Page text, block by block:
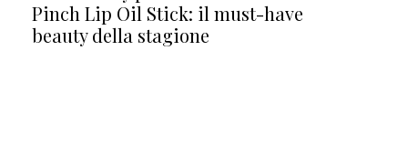
Pinch Lip Oil Stick: il must-have
beauty della stagione